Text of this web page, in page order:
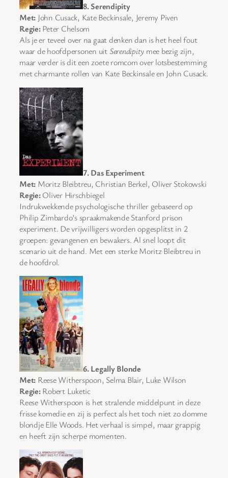
8. Serendipity
Met: John Cusack, Kate Beckinsale, Jeremy Piven
Regie:Peter Chelsom
Als je er teveel over na gaat denken dan is het heel fout
waar de hoofdpersonen uitSerendipity mee bezig zijn,
maar verder is dit een zoete romcom over lotsbestemming
met charmante rollen van Kate Beckinsale en John Cusack.
7. Das Experiment
Met: Moritz Bleibtreu, Christian Berkel, Oliver Stokowski
Regie:Oliver Hirschbiegel
Indrukwekkende psychologische thriller gebaseerd op
Philip Zimbardo’s spraakmakende Stanford prison
experiment. De vrijwilligers worden opgesplitst in 2
groepen: gevangenen en bewakers. Al snel loopt dit
scenario uit de hand. Met een sterke Moritz Bleibtreu in
de hoofdrol.
6. Legally Blonde
Met: Reese Witherspoon, Selma Blair, Luke Wilson
Regie:Robert Luketic
Reese Witherspoon is het stralende middelpunt in deze
frisse komedie en zij is perfect als het toch niet zo domme
blondje Elle Woods. Het verhaal is simpel, maar grappig
en heeft zijn scherpe momenten.